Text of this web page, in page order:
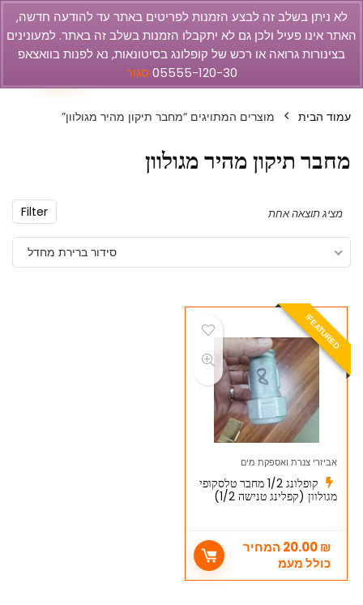
0
עמוד הבית מוצרים המתויגים “מחבר תיקון מהיר מגולוון”
מחבר תיקון מהיר מגולוון
Filter מציג תוצאה אחת
סידור ברירת מחדל
F
E
A
T
U
R
E
D
!
אביזרי צנרת ואספקת מים
קופלונג 1/2 מחבר טלסקופי
מגולוון (קפלינג טנישה 1/2)
20.00₪
המחיר
כולל מעמ
לא ניתן בשלב זה לבצע הזמנות לפריטים באתר עד להודעה חדשה,
האתר אינו פעיל ולכן גם לא יתקבלו הזמנות בשלב זה באתר. למעונינים
בצינורות גרואה או רכש של קופלונג בסיטונאות, נא לפנות בוואצאפ
05555-120-30 סגור